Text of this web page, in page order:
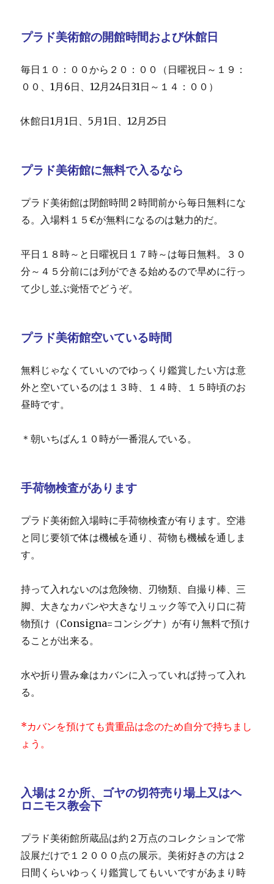
プラド美術館の開館時間および休館日
毎日１０：００から２０：００（日曜祝日～１９：
００、1月6日、12月24日31日～１４：００）
休館日1月1日、5月1日、12月25日
プラド美術館に無料で入るなら
プラド美術館は閉館時間２時間前から毎日無料にな
る。入場料１５€が無料になるのは魅力的だ。
平日１８時～と日曜祝日１７時～は毎日無料。３０
分～４５分前には列ができる始めるので早めに行っ
て少し並ぶ覚悟でどうぞ。
プラド美術館空いている時間
無料じゃなくていいのでゆっくり鑑賞したい方は意
外と空いているのは１３時、１４時、１５時頃のお
昼時です。
＊朝いちばん１０時が一番混んでいる。
手荷物検査があります
プラド美術館入場時に手荷物検査が有ります。空港
と同じ要領で体は機械を通り、荷物も機械を通しま
す。
持って入れないのは危険物、刃物類、自撮り棒、三
脚、大きなカバンや大きなリュック等で入り口に荷
物預け（Consigna=コンシグナ）が有り無料で預け
ることが出来る。
水や折り畳み傘はカバンに入っていれば持って入れ
る。
*カバンを預けても貴重品は念のため自分で持ちまし
ょう。
入場は２か所、ゴヤの切符売り場上又はヘ
ロニモス教会下
プラド美術館所蔵品は約２万点のコレクションで常
設展だけで１２０００点の展示。美術好きの方は２
日間くらいゆっくり鑑賞してもいいですがあまり時